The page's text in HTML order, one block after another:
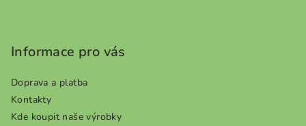
Informace pro vás
Doprava a platba
Kontakty
Kde koupit naše výrobky